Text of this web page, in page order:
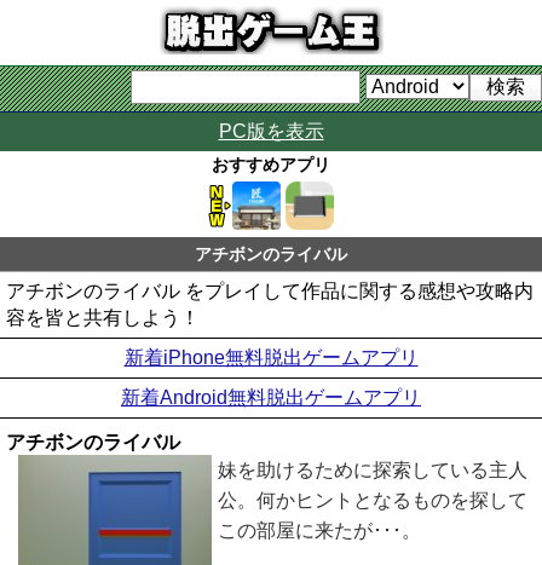
PC版を表示
おすすめアプリ
アチボンのライバル
アチボンのライバル をプレイして作品に関する感想や攻略内
容を皆と共有しよう！
新着iPhone無料脱出ゲームアプリ
新着Android無料脱出ゲームアプリ
アチボンのライバル
妹を助けるために探索している主人
公。何かヒントとなるものを探して
この部屋に来たが･･･。